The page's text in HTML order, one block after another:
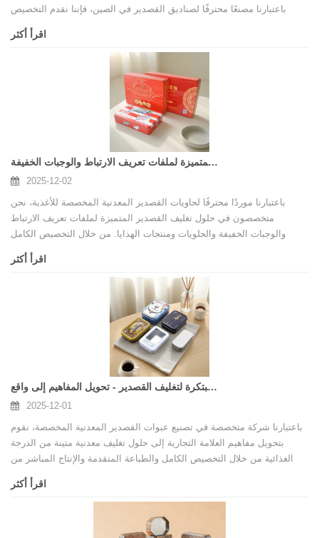
باعتبارنا مصنعًا محترفًا لصناديق القصدير في الصين، فإننا نقدم التخصيص
الهيكلي والطباعة المتميزة وخدمات التصنيع الجاهزة الكاملة لمساعدة
اقرأ أكثر
مُصنِّع مخصص لتغليف أغذية القصدير للعلامات التجارية المتميزة لملفات تعريف الارتباط والوجبات الخفيفة
2025-12-02
باعتبارنا موردًا محترفًا لحاويات القصدير المعدنية المخصصة للأغذية، نحن
متخصصون في حلول تغليف القصدير المتميزة لملفات تعريف الارتباط
والوجبات الخفيفة والحلويات ومنتجات الهدايا. من خلال التخصيص الكامل
والطباعة المتقدمة والمعايير الصارمة للمواد الغذائية، يدعم مصنعنا الموجود
في الصين العلامات التجارية العالمية في بناء عبوات معدنية متميزة ومتينة
اقرأ أكثر
الشركة المصنعة المبتكرة لتغليف القصدير - تحويل المفاهيم إلى واقع
2025-12-01
باعتبارنا شركة متخصصة في تصنيع عبوات القصدير المعدنية المخصصة، نقوم
بتحويل مفاهيم العلامة التجارية إلى حلول تغليف معدنية متينة من الدرجة
الغذائية من خلال التخصيص الكامل والطباعة المتقدمة والإنتاج المباشر من
اقرأ أكثر